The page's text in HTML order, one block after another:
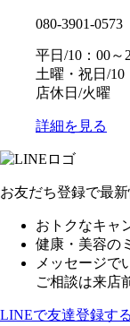
080-3901-0573
平日/10：00～
土曜・祝日/10
店休日/火曜
詳細を見る
お友だち登録で最
おトクなキャ
健康・美容の
メッセージで
ご相談は来店
LINEで友達登録する